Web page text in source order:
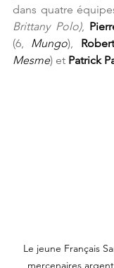
dans quatre
Brittany Polo),
(6, Mungo),
Mesme) et Patrick
Le jeune Français
mercenaires